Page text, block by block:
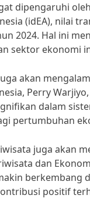
dipengaruhi
(idEA), nilai
2024. Hal ini
sektor ekonomi
akan
Perry
dalam
pertumbuhan
juga akan
dan
berkembang
positif